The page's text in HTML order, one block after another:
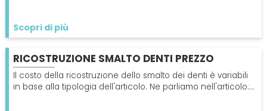
Sbiancamento Denti
Pulizia Denti
Apparecchio
Endodonzia
PATOLOGIE
Alitosi
PROTESI
Scopri di più
RICOSTRUZIONE SMALTO DENTI PREZZO
Il costo della ricostruzione dello smalto dei denti è variabili
in base alla tipologia dell'articolo. Ne parliamo nell'articolo: